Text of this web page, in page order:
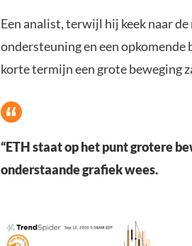
Een analist, terwijl hij keek naar
ondersteuning en een
korte termijn een grote beweging
“ETH staat op het punt grotere
onderstaande grafiek wees.